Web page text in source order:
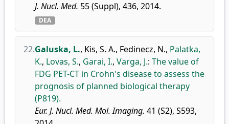
J. Nucl. Med. 55 (Suppl), 436, 2014.
DEA
22.Galuska, L., Kis, S. A., Fedinecz, N., Palatka,
K., Lovas, S., Garai, I., Varga, J.: The value of
FDG PET-CT in Crohn's disease to assess the
prognosis of planned biological therapy
(P819).
Eur. J. Nucl. Med. Mol. Imaging. 41 (S2), S593,